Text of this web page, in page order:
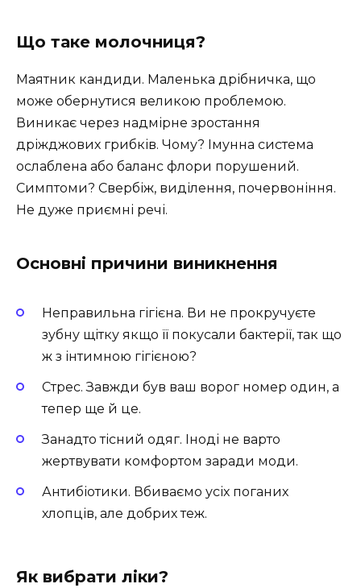
Що таке молочниця?
Маятник кандиди. Маленька дрібничка, що
може обернутися великою проблемою.
Виникає через надмірне зростання
дріжджових грибків. Чому? Імунна система
ослаблена або баланс флори порушений.
Симптоми? Свербіж, виділення, почервоніння.
Не дуже приємні речі.
Основні причини виникнення
Неправильна гігієна. Ви не прокручуєте
зубну щітку якщо її покусали бактерії, так що
ж з інтимною гігієною?
Стрес. Завжди був ваш ворог номер один, а
тепер ще й це.
Занадто тісний одяг. Іноді не варто
жертвувати комфортом заради моди.
Антибіотики. Вбиваємо усіх поганих
хлопців, але добрих теж.
Як вибрати ліки?